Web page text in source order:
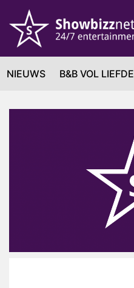
NIEUWS B&B VOL LIEFDE